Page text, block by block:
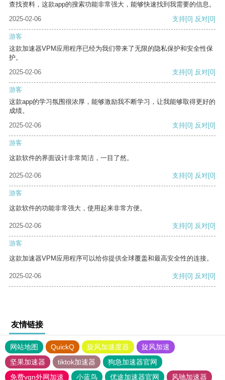
查找资料，这款app的搜索功能非常强大，能够快速找到我需要的信息。
2025-02-06
支持[0] 反对[0]
游客
这款加速器VPM应用程序已经为我们带来了无限的隐私保护和安全性保
护。
2025-02-06
支持[0] 反对[0]
游客
这款app的学习氛围很浓厚，能够激励我不断学习，让我能够取得更好的
成绩。
2025-02-06
支持[0] 反对[0]
游客
这款软件的界面设计非常简洁，一目了然。
2025-02-06 支持[0] 反对[0]
游客
这款软件的功能非常强大，使用起来非常方便。
2025-02-06 支持[0] 反对[0]
游客
这款加速器VPM应用程序可以给你提供全球覆盖和最高安全性的连接。
2025-02-06 支持[0] 反对[0]
友情链接
网站地图 QuickQ 旋风加速度器
旋风加速
坚果加速器
tiktok加速器
狗急加速器官网
免费vqn外网加速
小蓝鸟 优途加速器官网 风驰加速器